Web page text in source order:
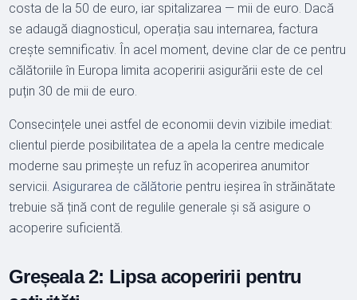
costa de la 50 de euro, iar spitalizarea — mii de euro. Dacă
se adaugă diagnosticul, operația sau internarea, factura
crește semnificativ. În acel moment, devine clar de ce pentru
călătoriile în Europa limita acoperirii asigurării este de cel
puțin 30 de mii de euro.
Consecințele unei astfel de economii devin vizibile imediat:
clientul pierde posibilitatea de a apela la centre medicale
moderne sau primește un refuz în acoperirea anumitor
servicii.Asigurarea de călătorie pentru ieșirea în străinătate
trebuie să țină cont de regulile generale și să asigure o
acoperire suficientă.
Greșeala 2: Lipsa acoperirii pentru